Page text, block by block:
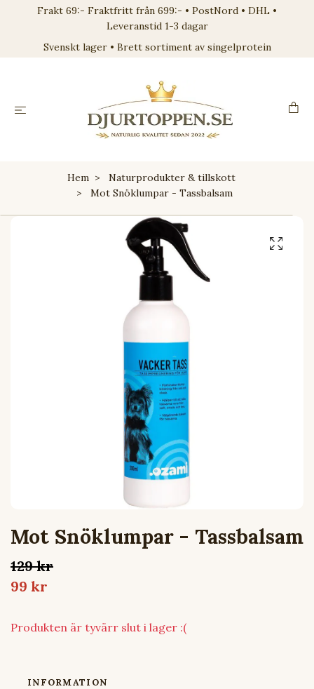
Frakt 69:- Fraktfritt från 699:- • PostNord • DHL •
Leveranstid 1-3 dagar
Svenskt lager • Brett sortiment av singelprotein
Hem
Naturprodukter & tillskott
Mot Snöklumpar - Tassbalsam
Mot Snöklumpar - Tassbalsam
129 kr
99 kr
Produkten är tyvärr slut i lager :(
INFORMATION